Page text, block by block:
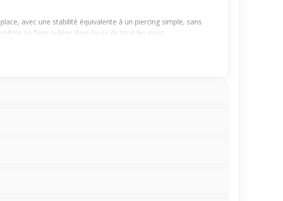
avec une stabilité équivalente à un piercing simple, sans
se faire oublier dans la vie de tous les jours.
plus loin, ou tout simplement d’avoir un détail graphique qui